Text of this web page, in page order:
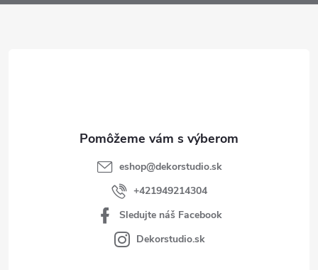
eshop@dekorstudio.sk
+421949214304
Sledujte náš Facebook
Dekorstudio.sk